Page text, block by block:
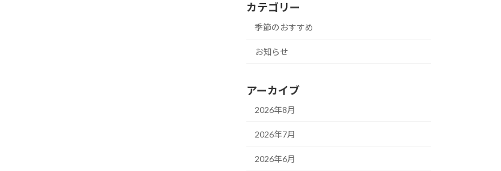
カテゴリー
季節のおすすめ
お知らせ
アーカイブ
2026年8月
2026年7月
2026年6月